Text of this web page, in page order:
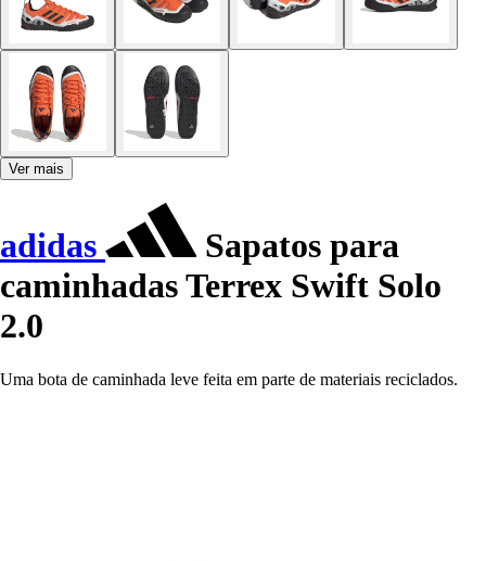
Ver mais
adidas
Sapatos para
caminhadas Terrex Swift Solo
2.0
Uma bota de caminhada leve feita em parte de materiais reciclados.